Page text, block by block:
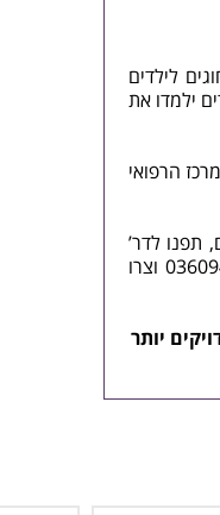
לילדים
ילמדו את
הרפואי
תפנו לדר’
צרו
יותר